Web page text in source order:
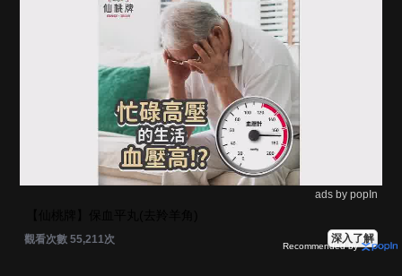
ads by popIn
觀看次數 55,211次 深入了解
Recommended by